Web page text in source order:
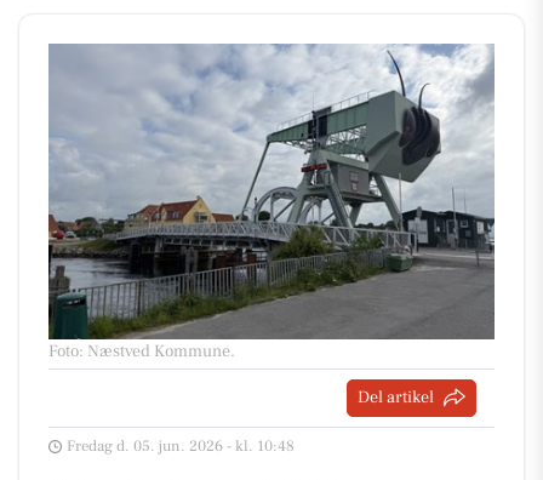
Foto: Næstved Kommune.
Del artikel
Fredag d. 05. jun. 2026 - kl. 10:48